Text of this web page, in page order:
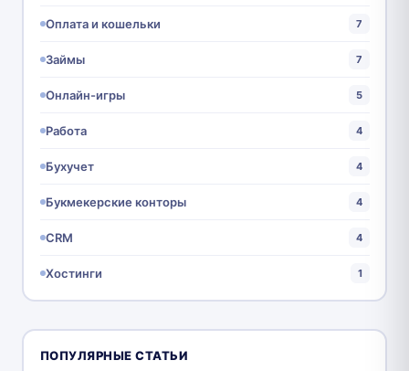
Оплата и кошельки 7
Займы 7
Онлайн-игры 5
Работа 4
Бухучет 4
Букмекерские конторы 4
CRM 4
Хостинги 1
ПОПУЛЯРНЫЕ СТАТЬИ